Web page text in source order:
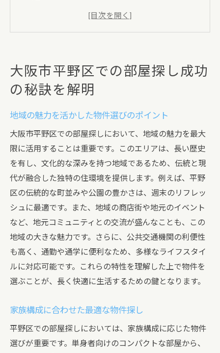
不動産市場の動向を踏まえたタイミング戦
大阪市平野区ならではの特色を活かす
部屋探し初心者が大阪市平野区で成功するため
知識
地元の不動産業者を上手に活用する方法
予算に合わせた現実的な物件選び
地域の特性を理解した物件見学のポイント
大阪市平野区での安心できる部屋探しのコ
ツ
大阪市平野区の部屋探しで理想の住まいを見つ
ける方法
住みやすさを重視した環境選び
大阪市平野区での部屋探し成功
の秘訣を解明
地域の魅力を活かした物件選びのポイント
大阪市平野区での部屋探しにおいて、地域の魅力を最大
限に活用することは重要です。このエリアは、長い歴史
を有し、文化的な深みを持つ地域であるため、伝統と現
代が融合した独特の住環境を提供します。例えば、平野
区の伝統的な町並みや公園の豊かさは、週末のリフレッ
シュに最適です。また、地域の商店街や地元のイベント
など、地元コミュニティとの交流が盛んなことも、この
地域の大きな魅力です。さらに、公共交通機関の利便性
も高く、通勤や通学に便利なため、多様なライフスタイ
ルに対応可能です。これらの特性を理解した上で物件を
選ぶことが、長く快適に生活するための鍵となります。
家族構成に合わせた最適な物件探し
平野区での部屋探しにおいては、家族構成に応じた物件
選びが重要です。単身者向けのコンパクトな部屋から、